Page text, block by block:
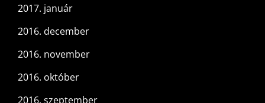
2017. január
2016. december
2016. november
2016. október
2016. szeptember